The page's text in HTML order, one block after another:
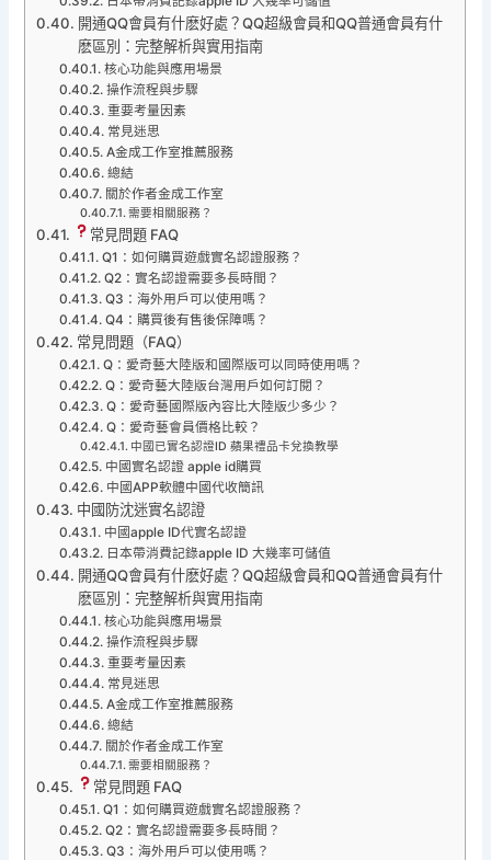
開通QQ會員有什麽好處？QQ超級會員和QQ普通會員有什
麽區別：完整解析與實用指南
核心功能與應用場景
操作流程與步驟
重要考量因素
常見迷思
A金成工作室推薦服務
總結
關於作者金成工作室
需要相關服務？
常見問題 FAQ
Q1：如何購買遊戲實名認證服務？
Q2：實名認證需要多長時間？
Q3：海外用戶可以使用嗎？
Q4：購買後有售後保障嗎？
常見問題（FAQ）
Q：愛奇藝大陸版和國際版可以同時使用嗎？
Q：愛奇藝大陸版台灣用戶如何訂閱？
Q：愛奇藝國際版內容比大陸版少多少？
Q：愛奇藝會員價格比較？
中國已實名認證ID 蘋果禮品卡兌換教學
中國實名認證 apple id購買
中國APP軟體中國代收簡訊
中國防沈迷實名認證
中國apple ID代實名認證
日本帶消費記錄apple ID 大幾率可儲值
開通QQ會員有什麽好處？QQ超級會員和QQ普通會員有什
麽區別：完整解析與實用指南
核心功能與應用場景
操作流程與步驟
重要考量因素
常見迷思
A金成工作室推薦服務
總結
關於作者金成工作室
需要相關服務？
常見問題 FAQ
Q1：如何購買遊戲實名認證服務？
Q2：實名認證需要多長時間？
Q3：海外用戶可以使用嗎？